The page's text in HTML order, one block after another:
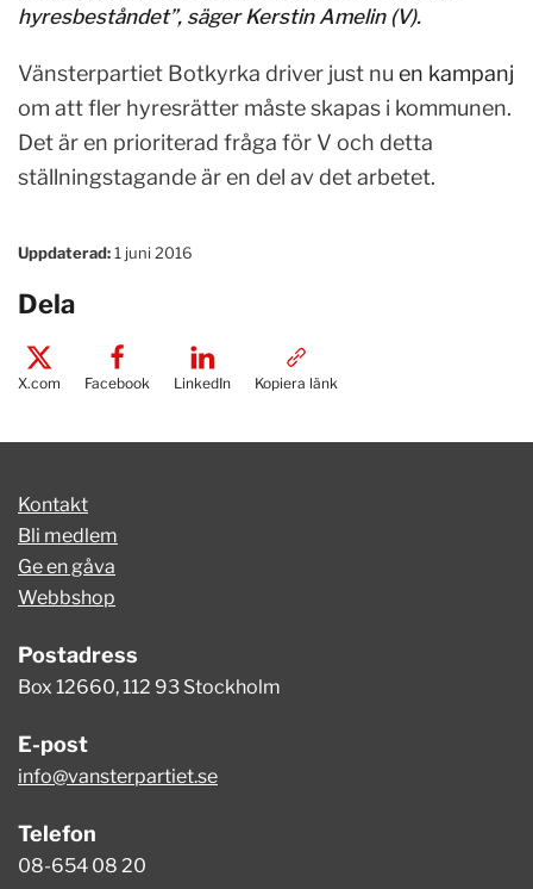
hyresbeståndet”, säger Kerstin Amelin (V).
Vänsterpartiet Botkyrka driver just nu en kampanj
om att fler hyresrätter måste skapas i kommunen.
Det är en prioriterad fråga för V och detta
ställningstagande är en del av det arbetet.
Uppdaterad:1 juni 2016
Dela
X.com Facebook LinkedIn Kopiera länk
Kontakt
Bli medlem
Ge en gåva
Webbshop
Postadress
Box 12660, 112 93 Stockholm
E-post
info@vansterpartiet.se
Telefon
08-654 08 20